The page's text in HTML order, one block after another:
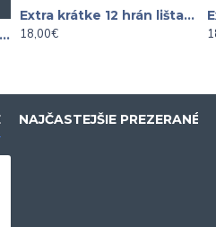
Adapter na predlženie plochých kľúčov UNIVERZÁL
Extra krátke 12 hrán lišta XZN 1/4" - 3/8"
18,00€
NAJČASTEJŠIE PREZERANÉ